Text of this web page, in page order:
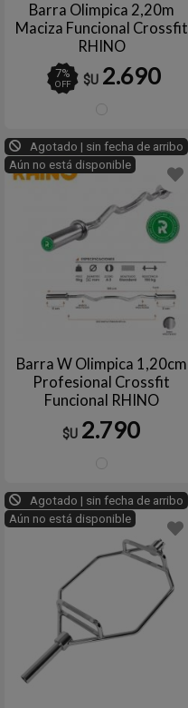
Barra Olimpica 2,20m
Maciza Funcional Crossfit
RHINO
7%
OFF $U 2.690
Agotado | sin fecha de arribo
Aún no está disponible
Barra W Olimpica 1,20cm
Profesional Crossfit
Funcional RHINO
$U 2.790
Agotado | sin fecha de arribo
Aún no está disponible